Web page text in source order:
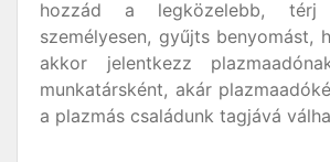
hozzád a legközelebb, térj
személyesen, gyűjts benyomást,
akkor jelentkezz
munkatársként, akár
a plazmás családunk tagjává